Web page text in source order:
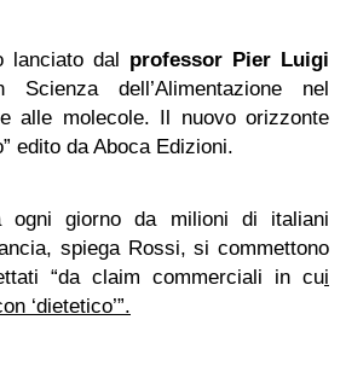
lanciato dal professor Pier Luigi
Scienza dell’Alimentazione nel
alle molecole. Il nuovo orizzonte
edito da Aboca Edizioni.
ogni giorno da milioni di italiani
spiega Rossi, si commettono
“da claim commerciali in cui
‘dietetico’”.